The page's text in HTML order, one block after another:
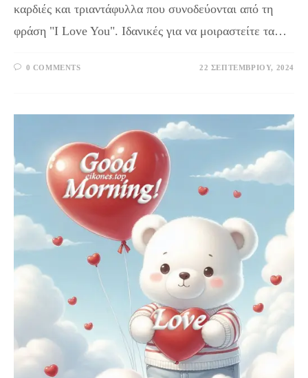
καρδιές και τριαντάφυλλα που συνοδεύονται από τη
φράση "I Love You". Ιδανικές για να μοιραστείτε τα…
0 COMMENTS 22 ΣΕΠΤΕΜΒΡΊΟΥ, 2024